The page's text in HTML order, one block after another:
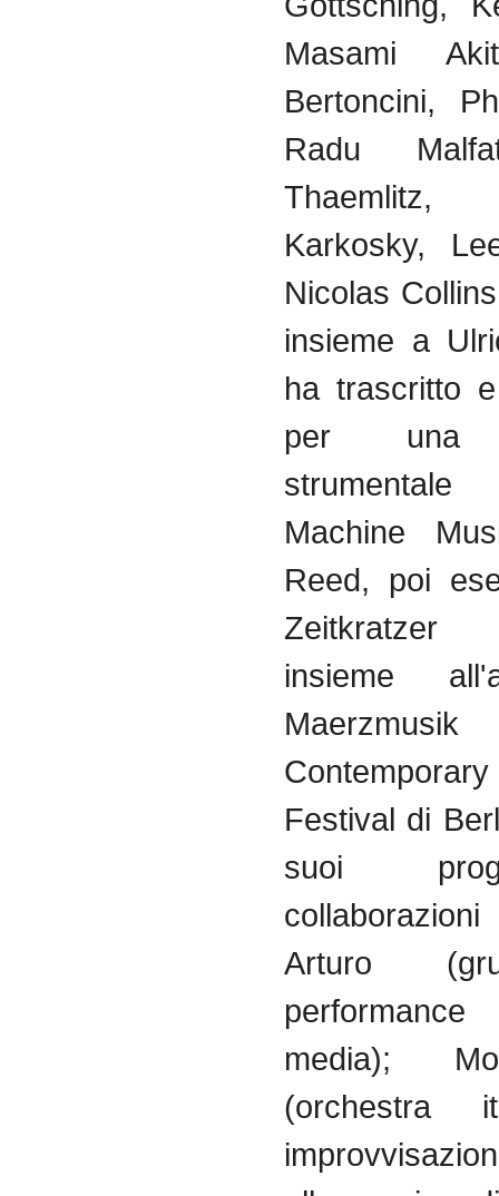
Masami
Bertoncini,
Radu
Thaemlitz
Karkosky,
Nicolas
insieme a
ha trascritto
per una
strumentale
Machine
Reed, poi
Zeitkratzer
insieme
Maerzmusik
Festival di
suoi
collaborazioni
Arturo (
media);
(orchestra